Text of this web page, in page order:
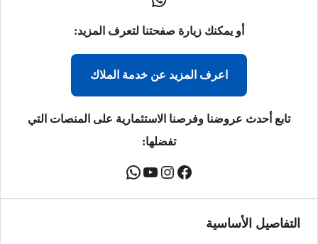
أو يمكنك زيارة صفحتنا لتعرف المزيد:
اعرف المزيد عن خدمة الملاك
تابع أحدث عروضنا وفرصنا الاستثمارية على المنصات التي
تفضلها:
التفاصيل الأساسية